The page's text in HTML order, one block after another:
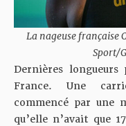
La nageuse française
Sport/
Dernières
France. Une
commencé par une
qu’elle n’avait que